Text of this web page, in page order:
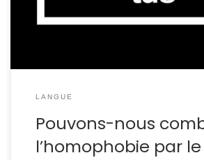
toute forme d’empathie.
LANGUE
Pouvons-nous
l’homophobie par